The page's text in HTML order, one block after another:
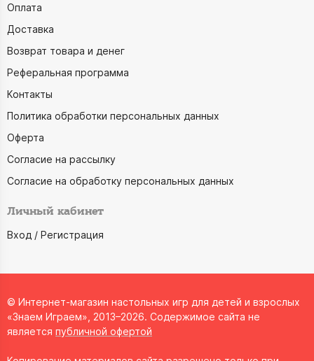
Оплата
Доставка
Возврат товара и денег
Реферальная программа
Контакты
Политика обработки персональных данных
Оферта
Согласие на рассылку
Согласие на обработку персональных данных
Личный кабинет
Вход / Регистрация
© Интернет-магазин настольных игр для детей и взрослых
«Знаем Играем», 2013–2026. Содержимое сайта не
является публичной офертой